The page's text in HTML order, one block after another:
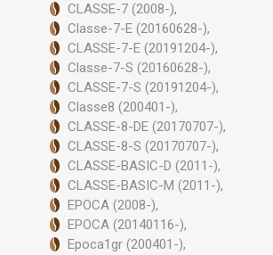
CLASSE-7 (2008-),
Classe-7-E (20160628-),
CLASSE-7-E (20191204-),
Classe-7-S (20160628-),
CLASSE-7-S (20191204-),
Classe8 (200401-),
CLASSE-8-DE (20170707-),
CLASSE-8-S (20170707-),
CLASSE-BASIC-D (2011-),
CLASSE-BASIC-M (2011-),
EPOCA (2008-),
EPOCA (20140116-),
Epoca1gr (200401-),